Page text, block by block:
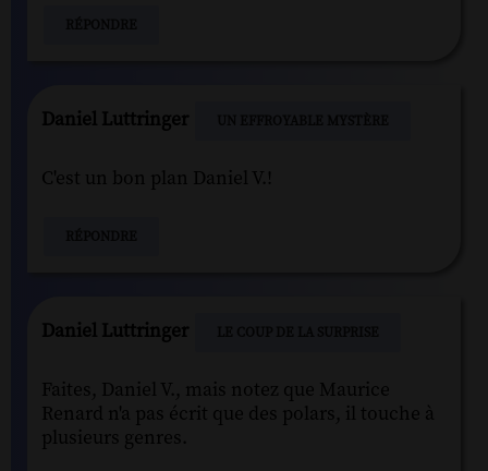
Daniel Luttringer
C'est un bon plan Daniel V.!
Daniel Luttringer
Faites, Daniel V., mais notez que Maurice
Renard n'a pas écrit que des polars, il touche à
plusieurs genres.